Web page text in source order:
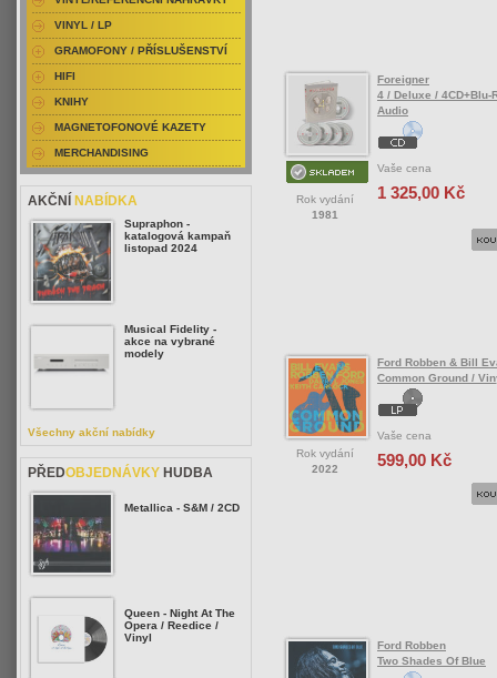
Rok vydání
1981
Foreigner
4 / Deluxe / 4CD+Blu-
Audio
Vaše cena
1 325,00 Kč
Rok vydání
2022
Ford Robben & Bill
Common Ground /
Vaše cena
599,00 Kč
Ford Robben
Two Shades Of Blue
VINYL / LP
GRAMOFONY / PŘÍSLUŠENSTVÍ
HIFI
KNIHY
MAGNETOFONOVÉ KAZETY
MERCHANDISING
AKČNÍ NABÍDKA
Supraphon -
katalogová kampaň
listopad 2024
Musical Fidelity -
akce na vybrané
modely
Všechny akční nabídky
PŘEDOBJEDNÁVKY HUDBA
Metallica - S&M / 2CD
Queen - Night At The
Opera / Reedice /
Vinyl